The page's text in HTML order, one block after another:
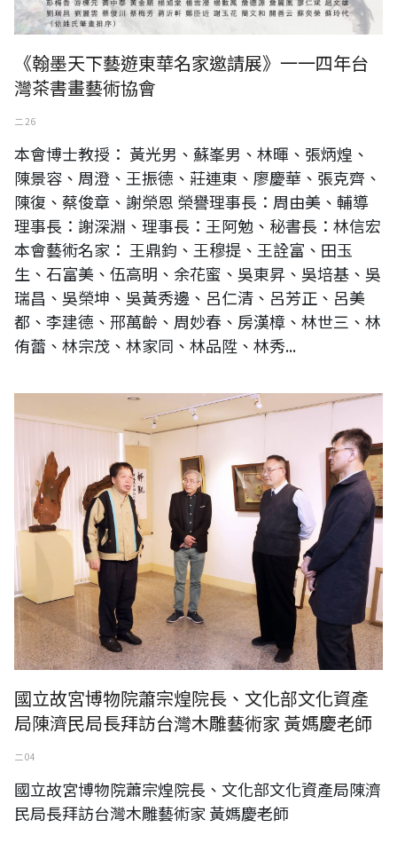
《翰墨天下藝遊東華名家邀請展》一一四年台
灣茶書畫藝術協會
二 26
本會博士教授： 黃光男、蘇峯男、林暉、張炳煌、
陳景容、周澄、王振德、莊連東、廖慶華、張克齊、
陳復、蔡俊章、謝榮恩 榮譽理事長：周由美、輔導
理事長：謝深淵、理事長：王阿勉、秘書長：林信宏
本會藝術名家： 王鼎鈞、王穆提、王詮富、田玉
生、石富美、伍高明、余花蜜、吳東昇、吳培基、吳
瑞昌、吳榮坤、吳黃秀邊、呂仁清、呂芳正、呂美
都、李建德、邢萬齡、周妙春、房漢樟、林世三、林
侑蕾、林宗茂、林家同、林品陞、林秀...
國立故宮博物院蕭宗煌院長、文化部文化資產局陳濟民局長拜訪台灣木雕
藝術家 黃媽慶老師
國立故宮博物院蕭宗煌院長、文化部文化資產
局陳濟民局長拜訪台灣木雕藝術家 黃媽慶老師
二 04
國立故宮博物院蕭宗煌院長、文化部文化資產局陳濟
民局長拜訪台灣木雕藝術家 黃媽慶老師